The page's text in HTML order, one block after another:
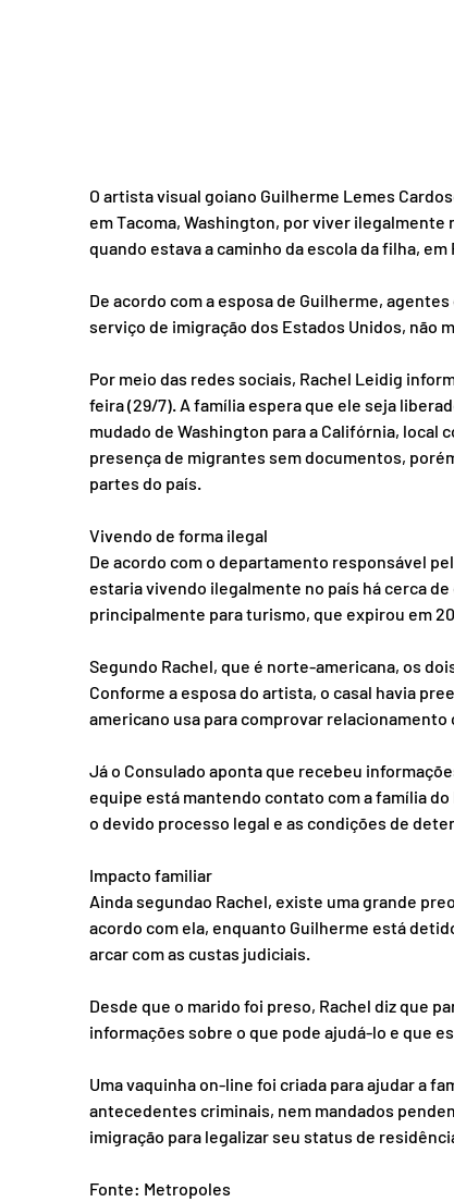
O artista visual goiano Guilherme Lemes
em Tacoma, Washington, por viver ilegalmente
quando estava a caminho da escola da filha, em
De acordo com a esposa de Guilherme,
serviço de imigração dos Estados Unidos, não
Por meio das redes sociais, Rachel Leidig
feira (29/7). A família espera que ele seja
mudado de Washington para a Califórnia, local
presença de migrantes sem documentos,
partes do país.
Vivendo de forma ilegal
De acordo com o departamento responsável
estaria vivendo ilegalmente no país há cerca
principalmente para turismo, que expirou em
Segundo Rachel, que é norte-americana, os
Conforme a esposa do artista, o casal havia
americano usa para comprovar relacionamento
Já o Consulado aponta que recebeu
equipe está mantendo contato com a família
o devido processo legal e as condições de
Impacto familiar
Ainda segundao Rachel, existe uma grande
acordo com ela, enquanto Guilherme está
arcar com as custas judiciais.
Desde que o marido foi preso, Rachel diz que
informações sobre o que pode ajudá-lo e que
Uma vaquinha on-line foi criada para ajudar a
antecedentes criminais, nem mandados
imigração para legalizar seu status de
Fonte: Metropoles